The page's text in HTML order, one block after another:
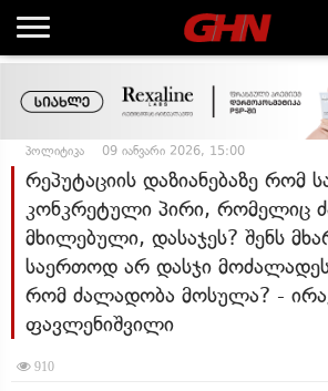
პოლიტიკა 09 იანვარი 2026, 15:00
რეპუტაციის დაზიანებაზე რომ
კონკრეტული პირი, რომელიც
მხილებული, დასაჯეს? შენს
საერთოდ არ დასჯი
რომ ძალადობა მოსულა? -
ფავლენიშვილი
910